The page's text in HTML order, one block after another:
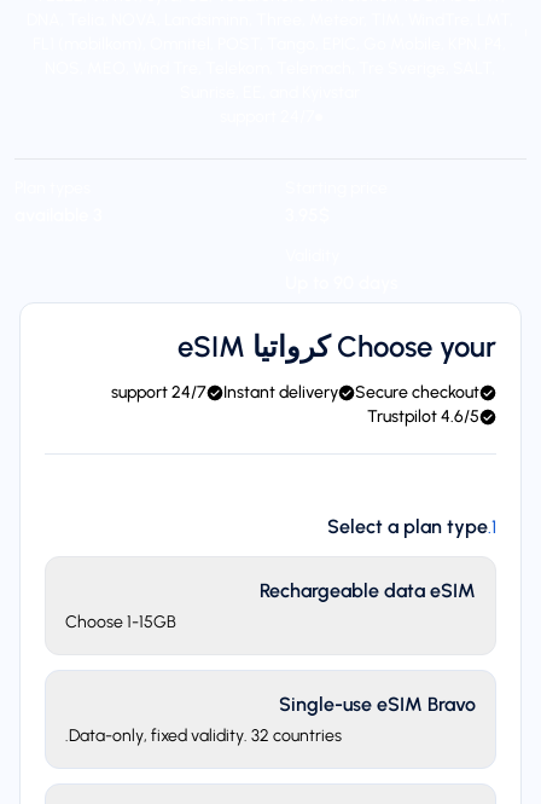
Choose your كرواتيا eSIM
Secure checkout
Instant delivery
24/7 support
4.6/5 Trustpilot
1
.
Select a plan type
Rechargeable data eSIM
Choose 1-15GB
Single-use eSIM Bravo
Data-only, fixed validity. 32 countries.